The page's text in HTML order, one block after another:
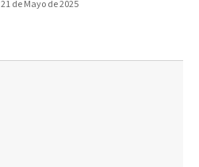
21 de Mayo de 2025